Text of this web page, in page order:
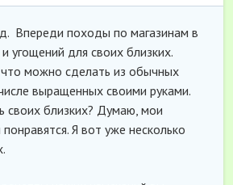
Впереди походы по магазинам в
угощений для своих близких.
можно сделать из обычных
выращенных своими руками.
своих близких? Думаю, мои
Я вот уже несколько